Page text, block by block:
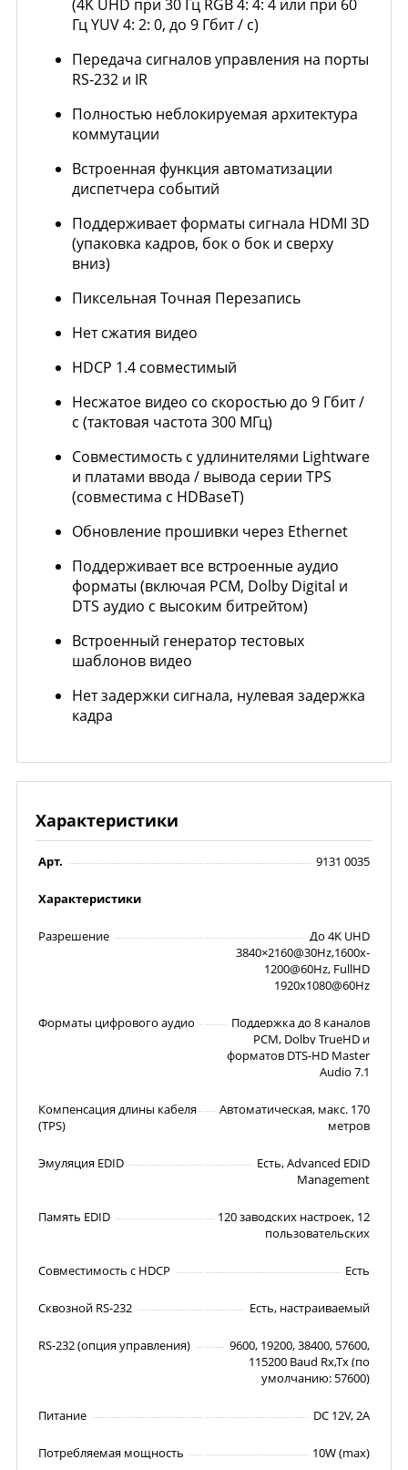
(4K UHD при 30 Гц RGB 4: 4: 4 или при 60
Гц YUV 4: 2: 0, до 9 Гбит / с)
Передача сигналов управления на порты
RS-232 и IR
Полностью неблокируемая архитектура
коммутации
Встроенная функция автоматизации
диспетчера событий
Поддерживает форматы сигнала HDMI 3D
(упаковка кадров, бок о бок и сверху
вниз)
Пиксельная Точная Перезапись
Нет сжатия видео
HDCP 1.4 совместимый
Несжатое видео со скоростью до 9 Гбит /
с (тактовая частота 300 МГц)
Совместимость с удлинителями Lightware
и платами ввода / вывода серии TPS
(совместима с HDBaseT)
Обновление прошивки через Ethernet
Поддерживает все встроенные аудио
форматы (включая PCM, Dolby Digital и
DTS аудио с высоким битрейтом)
Встроенный генератор тестовых
шаблонов видео
Нет задержки сигнала, нулевая задержка
кадра
Характеристики
Арт. 9131 0035
Характеристики
Разрешение
До 4K UHD
3840×2160@30Hz,1600x-
1200@60Hz, FullHD
1920x1080@60Hz
Форматы цифрового аудио
Поддержка до 8 каналов
PCM, Dolby TrueHD и
форматов DTS-HD Master
Audio 7.1
Компенсация длины кабеля
(TPS)
Автоматическая, макс. 170
метров
Эмуляция EDID
Есть, Advanced EDID
Management
Память EDID
120 заводских настроек, 12
пользовательских
Совместимость с HDCP Есть
Сквозной RS-232 Есть, настраиваемый
RS-232 (опция управления)
9600, 19200, 38400, 57600,
115200 Baud Rx,Tx (по
умолчанию: 57600)
Питание DC 12V, 2A
Потребляемая мощность 10W (max)